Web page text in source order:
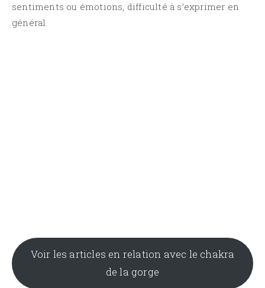
sentiments ou émotions, difficulté à s’exprimer en
général.
Voir les articles en relation avec le chakra
de la gorge